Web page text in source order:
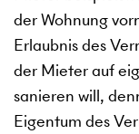
der Wohnung
Erlaubnis des
der Mieter auf
sanieren will,
Eigentum des